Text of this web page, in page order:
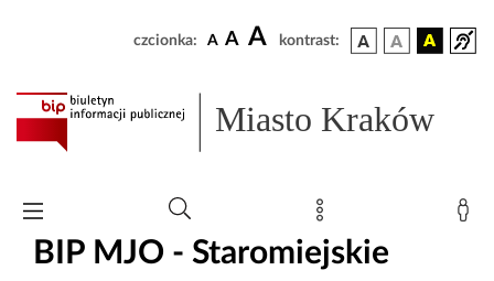
czcionka: A A A kontrast:
Miasto Kraków
BIP MJO - Staromiejskie